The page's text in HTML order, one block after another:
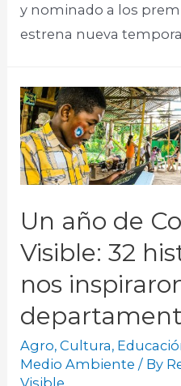
y nominado a los
estrena nueva
Un año de
Visible: 32
nos
Agro,Cultura,
Medio Ambiente / By
Visible